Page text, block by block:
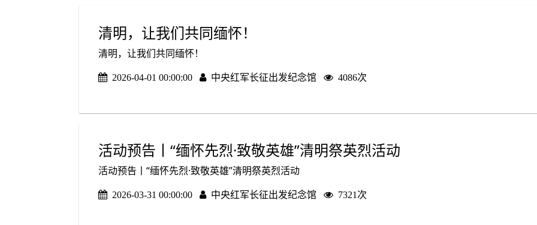
清明，让我们共同缅怀！
清明，让我们共同缅怀！
2026-04-01 00:00:00 中央红军长征出发纪念馆 4086次
活动预告丨“缅怀先烈·致敬英雄”清明祭英烈活动
活动预告丨“缅怀先烈·致敬英雄”清明祭英烈活动
2026-03-31 00:00:00 中央红军长征出发纪念馆 7321次